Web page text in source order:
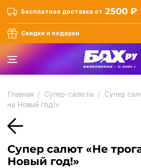
Бесплатная доставка от 2500 ₽
Скидки и подарки
Главная Супер-салюты
Супер
на Новый год!»
Супер салют «Не
Новый год!»